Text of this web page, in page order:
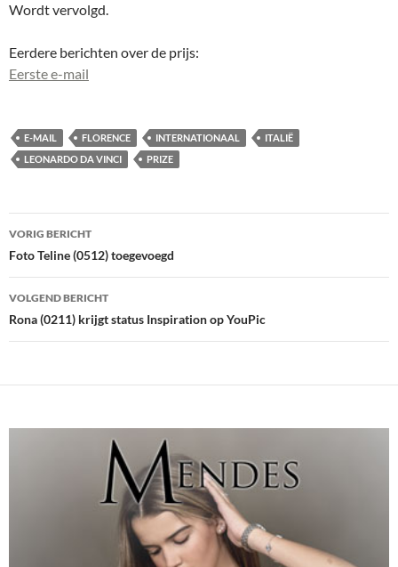
Wordt vervolgd.
Eerdere berichten over de prijs:
Eerste e-mail
E-MAIL FLORENCE INTERNATIONAAL
ITALIË
LEONARDO DA VINCI
PRIZE
Bericht
navigatie
VORIG BERICHT
Foto Teline (0512) toegevoegd
VOLGEND BERICHT
Rona (0211) krijgt status Inspiration op YouPic